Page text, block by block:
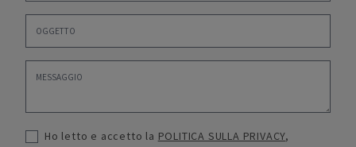
Ho letto e accetto la POLITICA SULLA PRIVACY,